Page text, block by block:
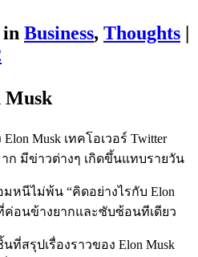
in Business, Thoughts |
Musk
Musk เทคโอเวอร์ Twitter
ก มีข่าวต่างๆ เกิดขึ้นแทบรายวัน
หนีไม่พ้น “คิดอย่างไรกับ Elon
ค่อนข้างยากและซับซ้อนทีเดียว
สรุปเรื่องราวของ Elon Musk